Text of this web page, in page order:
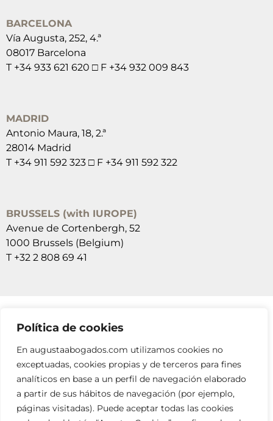
Política de cookies
En augustaabogados.com utilizamos cookies no
exceptuadas, cookies propias y de terceros para fines
analíticos en base a un perfil de navegación elaborado
a partir de sus hábitos de navegación (por ejemplo,
páginas visitadas). Puede aceptar todas las cookies
BARCELONA
Vía Augusta, 252, 4.ª
08017 Barcelona
T +34 933 621 620 □ F +34 932 009 843
MADRID
Antonio Maura, 18, 2.ª
28014 Madrid
T +34 911 592 323 □ F +34 911 592 322
BRUSSELS (with IUROPE)
Avenue de Cortenbergh, 52
1000 Brussels (Belgium)
T +32 2 808 69 41
SUSCRÍBETE A NUESTRAS NEWSLETTERS
RELLENA EL FORMULARIO